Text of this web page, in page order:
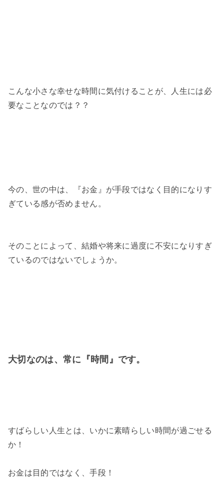
こんな小さな幸せな時間に気付けることが、人生には必
要なことなのでは？？
今の、世の中は、『お金』が手段ではなく目的になりす
ぎている感が否めません。
そのことによって、結婚や将来に過度に不安になりすぎ
ているのではないでしょうか。
大切なのは、常に『時間』です。
すばらしい人生とは、いかに素晴らしい時間が過ごせる
か！
お金は目的ではなく、手段！